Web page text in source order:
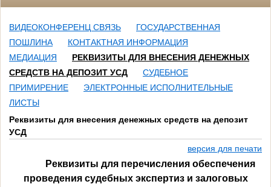
ВИДЕОКОНФЕРЕНЦ СВЯЗЬ
ГОСУДАРСТВЕННАЯ
ПОШЛИНА
КОНТАКТНАЯ ИНФОРМАЦИЯ
МЕДИАЦИЯ
РЕКВИЗИТЫ ДЛЯ ВНЕСЕНИЯ ДЕНЕЖНЫХ
СРЕДСТВ НА ДЕПОЗИТ УСД
СУДЕБНОЕ
ПРИМИРЕНИЕ
ЭЛЕКТРОННЫЕ ИСПОЛНИТЕЛЬНЫЕ
ЛИСТЫ
Реквизиты для внесения денежных средств на депозит
УСД
версия для печати
Реквизиты для перечисления обеспечения
проведения судебных экспертиз и залоговых